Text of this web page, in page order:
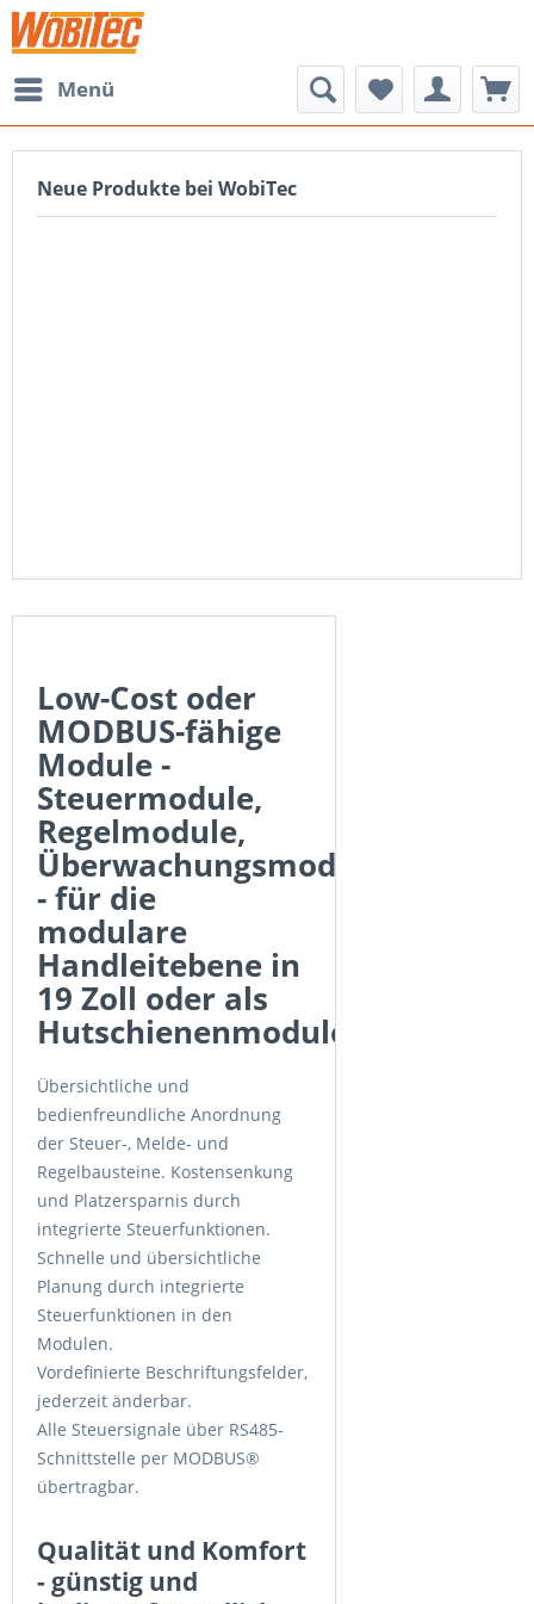
Menü
Neue Produkte bei WobiTec
Low-Cost oder
MODBUS-fähige
Module -
Steuermodule,
Regelmodule,
Überwachungsmodule
- für die
modulare
Handleitebene in
19 Zoll oder als
Hutschienenmodule
Übersichtliche und
bedienfreundliche Anordnung
der Steuer-, Melde- und
Regelbausteine. Kostensenkung
und Platzersparnis durch
integrierte Steuerfunktionen.
Schnelle und übersichtliche
Planung durch integrierte
Steuerfunktionen in den
Modulen.
Vordefinierte Beschriftungsfelder,
jederzeit änderbar.
Alle Steuersignale über RS485-
Schnittstelle per MODBUS®
übertragbar.
Qualität und Komfort
- günstig und